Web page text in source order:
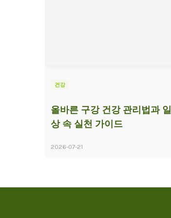
건강
올바른 구강 건강 관리법과 일
상 속 실천 가이드
2026-07-21